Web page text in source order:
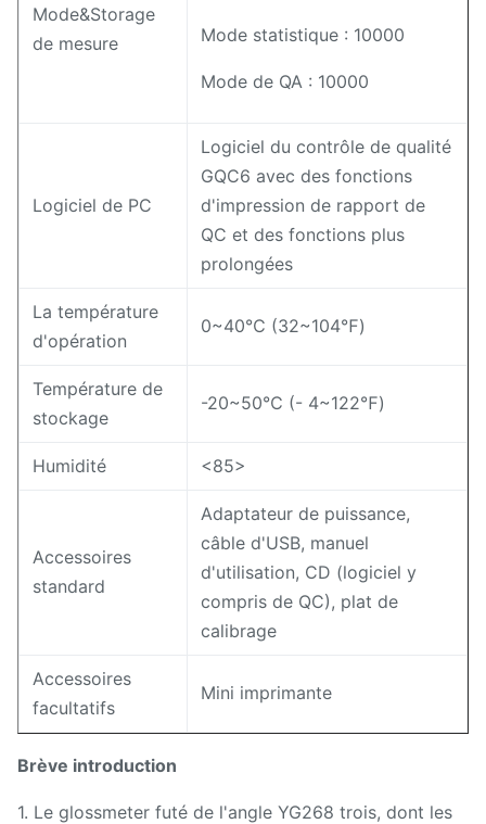
Mode&Storage
de mesure
Mode statistique : 10000
Mode de QA : 10000
Logiciel de PC
Logiciel du contrôle de qualité
GQC6 avec des fonctions
d'impression de rapport de
QC et des fonctions plus
prolongées
La température
d'opération
0~40℃ (32~104℉)
Température de
stockage
-20~50℃ (- 4~122℉)
Humidité <85>
Accessoires
standard
Adaptateur de puissance,
câble d'USB, manuel
d'utilisation, CD (logiciel y
compris de QC), plat de
calibrage
Accessoires
facultatifs
Mini imprimante
Brève introduction
1. Le glossmeter futé de l'angle YG268 trois, dont les